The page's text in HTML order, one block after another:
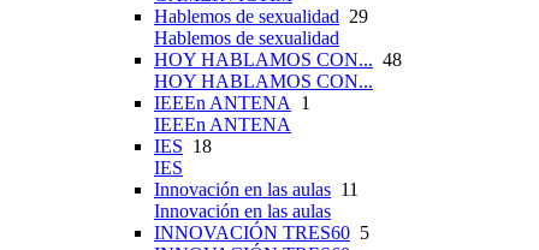
Hablemos de sexualidad 29
Hablemos de sexualidad
HOY HABLAMOS CON... 48
HOY HABLAMOS CON...
IEEEn ANTENA 1
IEEEn ANTENA
IES 18
IES
Innovación en las aulas 11
Innovación en las aulas
INNOVACIÓN TRES60 5